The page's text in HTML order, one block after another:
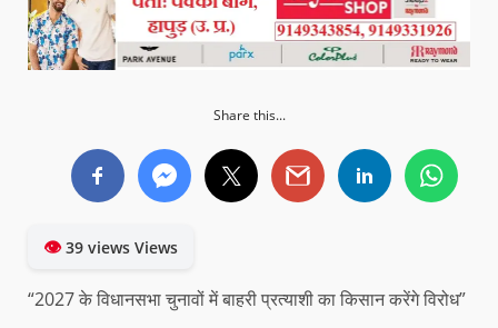
Share this...
👁39 views Views
“2027 के विधानसभा चुनावों में बाहरी प्रत्याशी का किसान करेंगे विरोध”